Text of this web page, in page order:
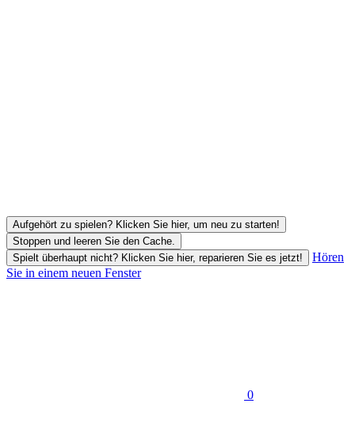
Aufgehört zu spielen? Klicken Sie hier, um neu zu starten!
Stoppen und leeren Sie den Cache.
Spielt überhaupt nicht? Klicken Sie hier, reparieren Sie es jetzt!
Hören
Sie in einem neuen Fenster
0